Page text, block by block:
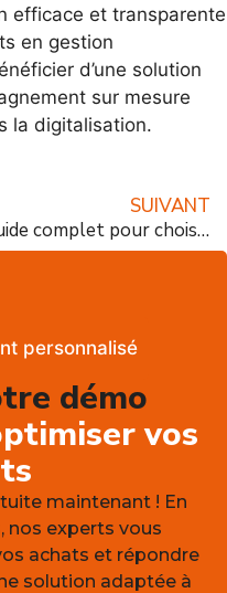
efficace et transparente
en gestion
d’une solution
sur mesure
la digitalisation.
SUIVANT
Guide complet pour choisir le meilleur outil de gestion budgétaire pour votre entreprise
personnalisé
démo
vos
maintenant ! En
nos experts vous
achats et répondre
solution adaptée à